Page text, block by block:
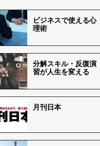
ビジネスで使える心
理術
分解スキル・反復演
習が人生を変える
月刊日本